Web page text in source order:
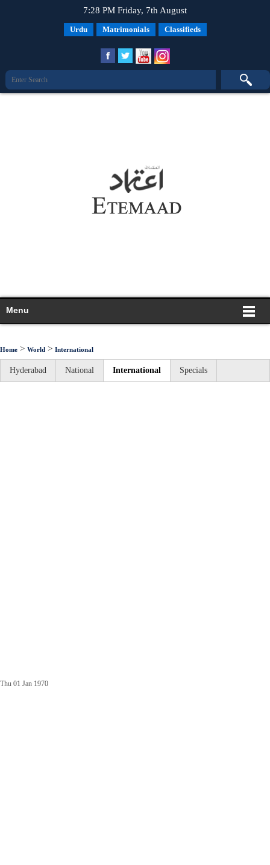
7:28 PM Friday, 7th August
Urdu Matrimonials Classifieds
Menu
Home > World > International
Hyderabad National International Specials
Thu 01 Jan 1970